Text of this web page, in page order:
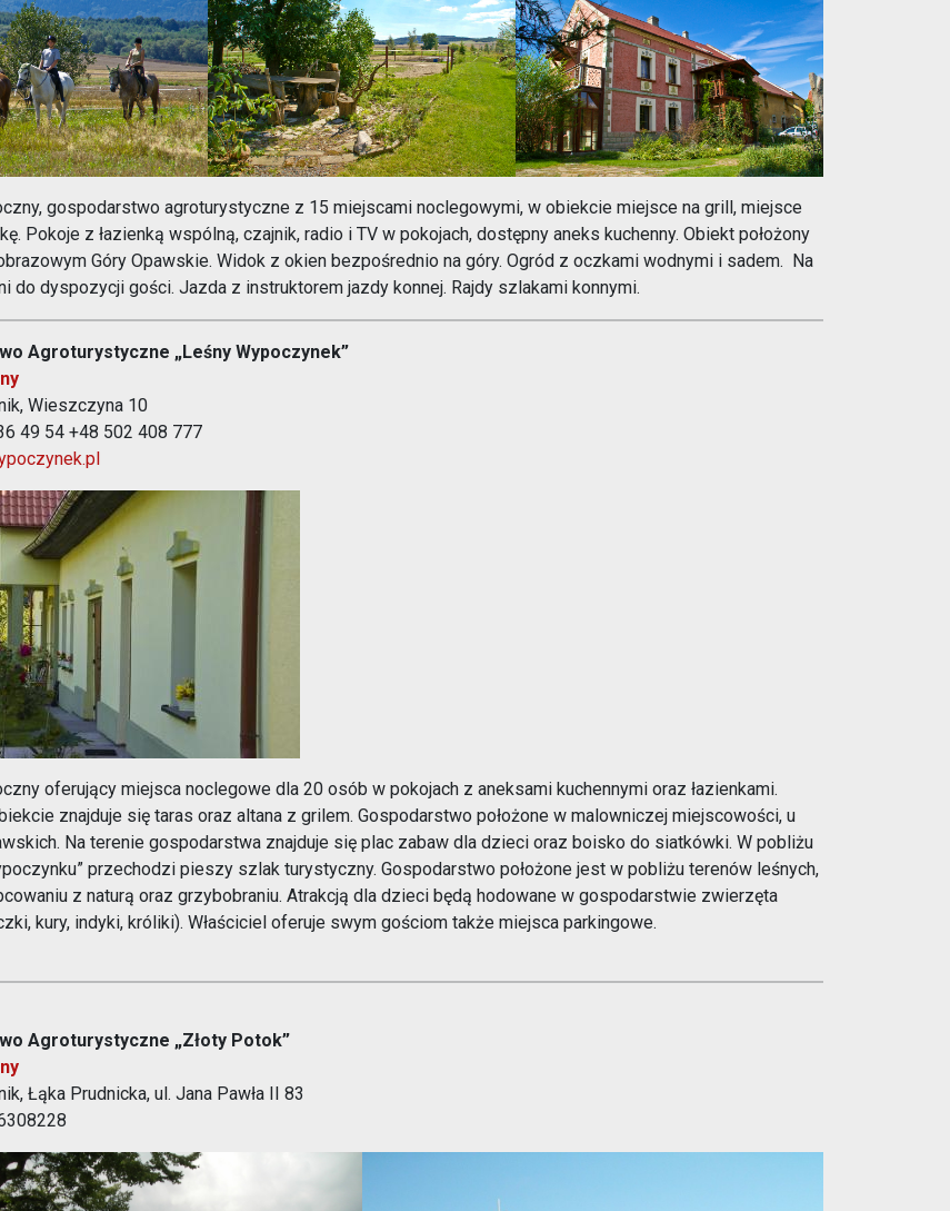
Stajnia konie Zdjęcie przedstawia Na terenie miejsce na grill oraz do gry w siatkę. Ogród z oczkami wodnymi i sadem
Zdjęcie przedstawia Stajnia „Końskie Zacisze” budynek
gospodarstwo agroturystyczne z 15 miejscami noclegowymi, w obiekcie miejsce na grill, miejsce
Pokoje z łazienką wspólną, czajnik, radio i TV w pokojach, dostępny aneks kuchenny. Obiekt położony
Góry Opawskie. Widok z okien bezpośrednio na góry. Ogród z oczkami wodnymi i sadem. Na
do dyspozycji gości. Jazda z instruktorem jazdy konnej. Rajdy szlakami konnymi.
Agroturystyczne „Leśny Wypoczynek”
Wieszczyna 10
49 54 +48 502 408 777
oferujący miejsca noclegowe dla 20 osób w pokojach z aneksami kuchennymi oraz łazienkami.
znajduje się taras oraz altana z grilem. Gospodarstwo położone w malowniczej miejscowości, u
Na terenie gospodarstwa znajduje się plac zabaw dla dzieci oraz boisko do siatkówki. W pobliżu
przechodzi pieszy szlak turystyczny. Gospodarstwo położone jest w pobliżu terenów leśnych,
z naturą oraz grzybobraniu. Atrakcją dla dzieci będą hodowane w gospodarstwie zwierzęta
kury, indyki, króliki). Właściciel oferuje swym gościom także miejsca parkingowe.
Agroturystyczne „Złoty Potok”
Łąka Prudnicka, ul. Jana Pawła II 83